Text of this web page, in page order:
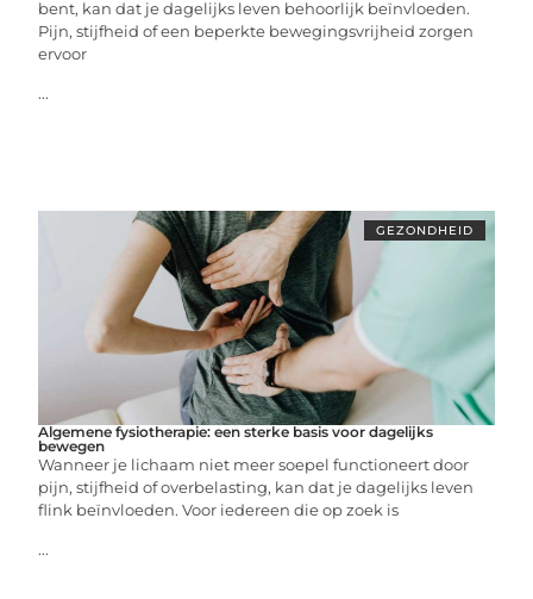
bent, kan dat je dagelijks leven behoorlijk beïnvloeden.
Pijn, stijfheid of een beperkte bewegingsvrijheid zorgen
ervoor
...
GEZONDHEID
Algemene fysiotherapie: een sterke basis voor dagelijks
bewegen
Wanneer je lichaam niet meer soepel functioneert door
pijn, stijfheid of overbelasting, kan dat je dagelijks leven
flink beïnvloeden. Voor iedereen die op zoek is
...